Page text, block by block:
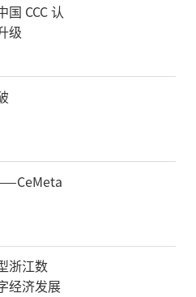
CCC 认
级
浙江数
经济发展